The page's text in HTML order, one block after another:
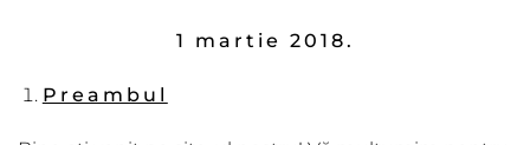
1 martie 2018.
Preambul